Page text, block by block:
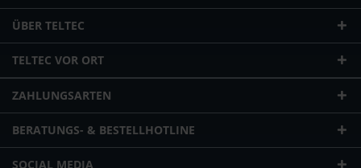
ÜBER TELTEC
TELTEC VOR ORT
ZAHLUNGSARTEN
BERATUNGS- & BESTELLHOTLINE
SOCIAL MEDIA